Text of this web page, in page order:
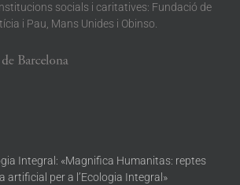
socials i caritatives: Fundació de
i Pau, Mans Unides i Obinso.
Integral: «Magnifica Humanitas: reptes
artificial per a l’Ecologia Integral»